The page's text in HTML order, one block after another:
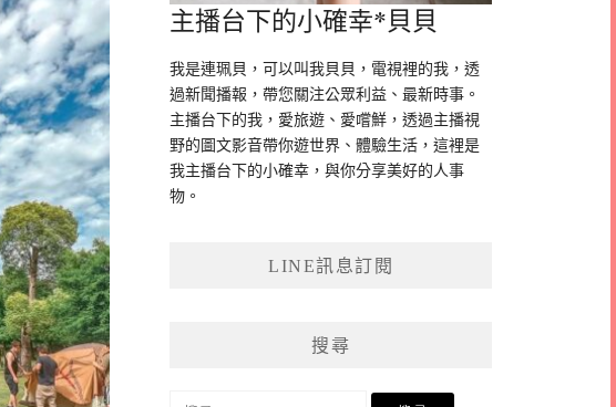
主播台下的小確幸*貝貝
我是連珮貝，可以叫我貝貝，電視裡的我，透
過新聞播報，帶您關注公眾利益、最新時事。
主播台下的我，愛旅遊、愛嚐鮮，透過主播視
野的圖文影音帶你遊世界、體驗生活，這裡是
我主播台下的小確幸，與你分享美好的人事
物。
LINE訊息訂閱
搜尋